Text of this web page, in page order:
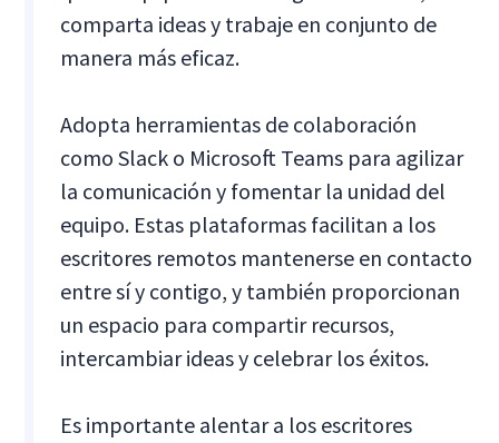
comparta ideas y trabaje en conjunto de
manera más eficaz.
Adopta herramientas de colaboración
como Slack o Microsoft Teams para agilizar
la comunicación y fomentar la unidad del
equipo. Estas plataformas facilitan a los
escritores remotos mantenerse en contacto
entre sí y contigo, y también proporcionan
un espacio para compartir recursos,
intercambiar ideas y celebrar los éxitos.
Es importante alentar a los escritores